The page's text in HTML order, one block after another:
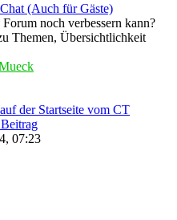
(Auch für Gäste)
noch verbessern kann?
Themen, Übersichtlichkeit
der Startseite vom CT
07:23